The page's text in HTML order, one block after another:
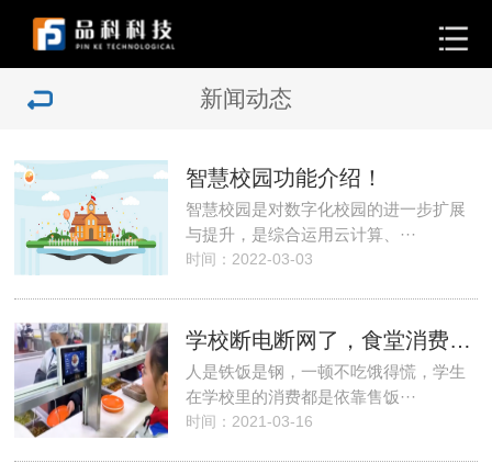
新闻动态
智慧校园功能介绍！
智慧校园是对数字化校园的进一步扩展
与提升，是综合运用云计算、···
时间：2022-03-03
学校断电断网了，食堂消费机还能···
人是铁饭是钢，一顿不吃饿得慌，学生
在学校里的消费都是依靠售饭···
时间：2021-03-16